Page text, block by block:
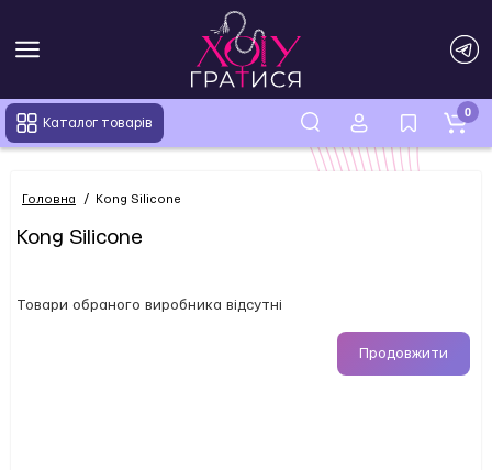
Каталог товарів
0
Головна Kong Silicone
Kong Silicone
Товари обраного виробника відсутні
Продовжити